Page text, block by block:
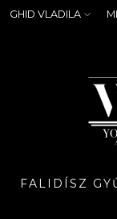
GHID VLADILA
FALIDÍSZ